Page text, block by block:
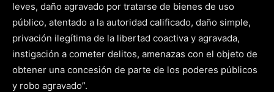
leves, daño agravado por tratarse de bienes de uso
público, atentado a la autoridad calificado, daño simple,
privación ilegítima de la libertad coactiva y agravada,
instigación a cometer delitos, amenazas con el objeto de
obtener una concesión de parte de los poderes públicos
y robo agravado”.